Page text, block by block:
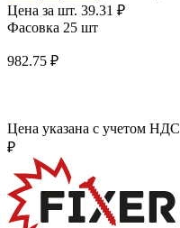
Цена за шт. 39.31 ₽
Фасовка 25 шт
982.75 ₽
Цена указана с учетом НДС
₽